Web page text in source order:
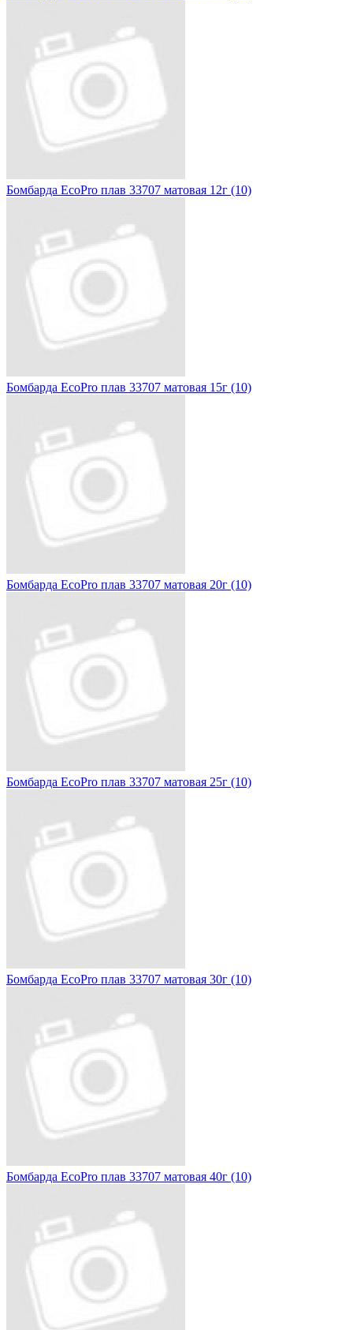
Бомбарда EcoPro плав 33707 матовая 12г (10)
Бомбарда EcoPro плав 33707 матовая 15г (10)
Бомбарда EcoPro плав 33707 матовая 20г (10)
Бомбарда EcoPro плав 33707 матовая 25г (10)
Бомбарда EcoPro плав 33707 матовая 30г (10)
Бомбарда EcoPro плав 33707 матовая 40г (10)